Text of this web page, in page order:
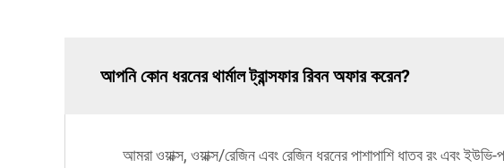
আপনি কোন ধরনের থার্মাল ট্রান্সফার রিবন অফার করেন?
আমরা ওয়াক্স, ওয়াক্স/রেজিন এবং রেজিন ধরনের পাশাপাশি ধাতব রং এবং ইউভি-